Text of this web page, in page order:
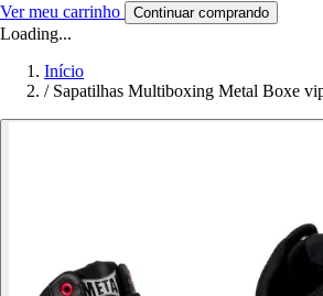
Ver meu carrinho Continuar comprando
Loading...
Início
/ Sapatilhas Multiboxing Metal Boxe